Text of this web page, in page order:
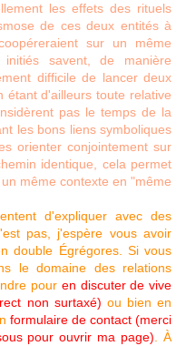
les effets des rituels
de ces deux entités à
sur un même
savent, de manière
difficile de lancer deux
étant d'ailleurs toute relative
pas le temps de la
les bons liens symboliques
orienter conjointement sur
identique, cela permet
même contexte en "même
d'expliquer avec des
pas, j'espère vous avoir
double Égrégores. Si vous
le domaine des relations
pour en discuter de vive
non surtaxé) ou bien en
formulaire de contact (merci
pour ouvrir ma page) . À